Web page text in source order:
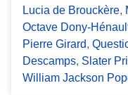
Lucia de Brouckère,
Octave Dony-
Pierre Girard,
Descamps, Slater
William Jackson